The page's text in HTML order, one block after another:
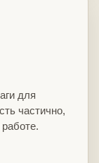
для
частично,